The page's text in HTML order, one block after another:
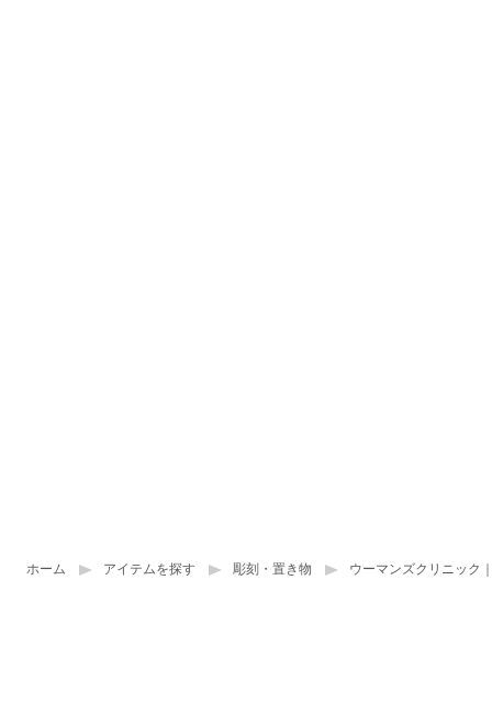
ホーム アイテムを探す 彫刻・置き物 ウーマンズクリニック